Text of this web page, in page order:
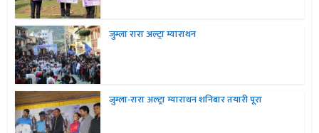
जुम्ला रारा अल्ट्रा म्याराथन
जुम्ला-रारा अल्ट्रा म्याराथन शनिबार तयारी पूरा